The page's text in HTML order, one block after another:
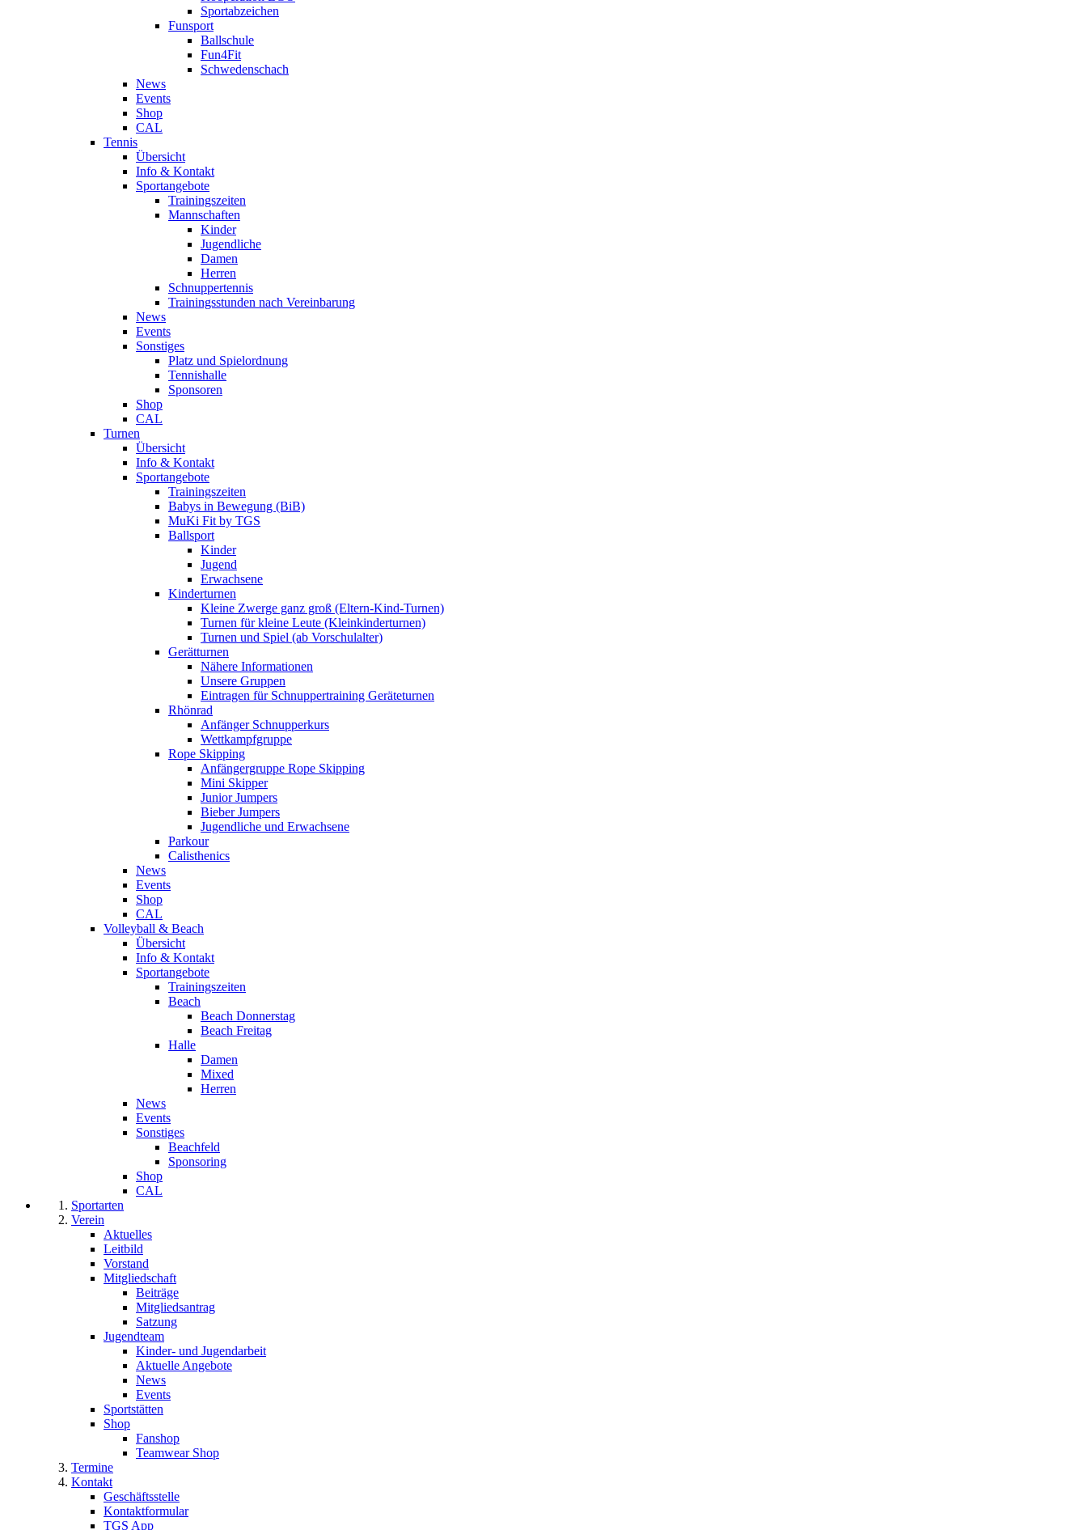
Sportabzeichen
Funsport
Ballschule
Fun4Fit
Schwedenschach
News
Events
Shop
CAL
Tennis
Übersicht
Info & Kontakt
Sportangebote
Trainingszeiten
Mannschaften
Kinder
Jugendliche
Damen
Herren
Schnuppertennis
Trainingsstunden nach Vereinbarung
News
Events
Sonstiges
Platz und Spielordnung
Tennishalle
Sponsoren
Shop
CAL
Turnen
Übersicht
Info & Kontakt
Sportangebote
Trainingszeiten
Babys in Bewegung (BiB)
MuKi Fit by TGS
Ballsport
Kinder
Jugend
Erwachsene
Kinderturnen
Kleine Zwerge ganz groß (Eltern-Kind-Turnen)
Turnen für kleine Leute (Kleinkinderturnen)
Turnen und Spiel (ab Vorschulalter)
Gerätturnen
Nähere Informationen
Unsere Gruppen
Eintragen für Schnuppertraining Geräteturnen
Rhönrad
Anfänger Schnupperkurs
Wettkampfgruppe
Rope Skipping
Anfängergruppe Rope Skipping
Mini Skipper
Junior Jumpers
Bieber Jumpers
Jugendliche und Erwachsene
Parkour
Calisthenics
News
Events
Shop
CAL
Volleyball & Beach
Übersicht
Info & Kontakt
Sportangebote
Trainingszeiten
Beach
Beach Donnerstag
Beach Freitag
Halle
Damen
Mixed
Herren
News
Events
Sonstiges
Beachfeld
Sponsoring
Shop
CAL
Sportarten
Verein
Aktuelles
Leitbild
Vorstand
Mitgliedschaft
Beiträge
Mitgliedsantrag
Satzung
Jugendteam
Kinder- und Jugendarbeit
Aktuelle Angebote
News
Events
Sportstätten
Shop
Fanshop
Teamwear Shop
Termine
Kontakt
Geschäftsstelle
Kontaktformular
TGS App